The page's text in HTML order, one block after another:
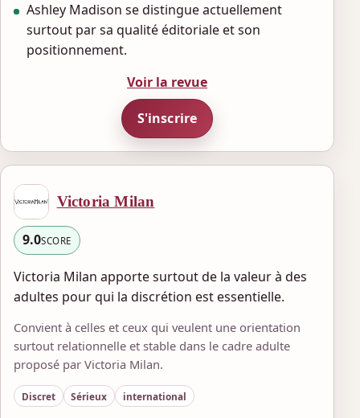
Ashley Madison se distingue actuellement
surtout par sa qualité éditoriale et son
positionnement.
Voir la revue
S'inscrire
Victoria Milan
9.0SCORE
Victoria Milan apporte surtout de la valeur à des
adultes pour qui la discrétion est essentielle.
Convient à celles et ceux qui veulent une orientation
surtout relationnelle et stable dans le cadre adulte
proposé par Victoria Milan.
Discret Sérieux international